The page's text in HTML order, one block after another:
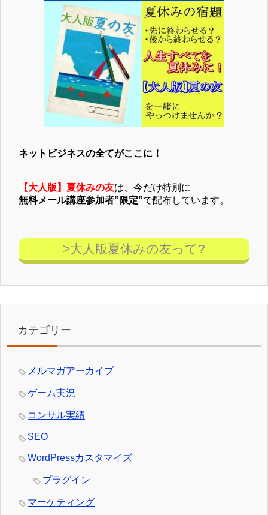
ネットビジネスの全てがここに！
【大人版】夏休みの友は、今だけ特別に
無料メール講座参加者”限定”で配布しています。
>大人版夏休みの友って?
カテゴリー
メルマガアーカイブ
ゲーム実況
コンサル実績
SEO
WordPressカスタマイズ
プラグイン
マーケティング